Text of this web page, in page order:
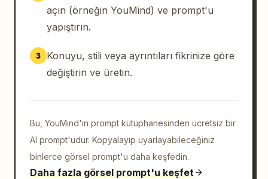
açın (örneğin YouMind) ve prompt'u
yapıştırın.
3
Konuyu, stili veya ayrıntıları fikrinize göre
değiştirin ve üretin.
Bu, YouMind'ın prompt kütüphanesinden ücretsiz bir
AI prompt'udur. Kopyalayıp uyarlayabileceğiniz
binlerce görsel prompt'u daha keşfedin.
Daha fazla görsel prompt'u keşfet